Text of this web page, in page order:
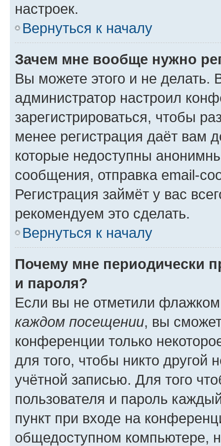
настроек.
Вернуться к началу
Зачем мне вообще нужно
Вы можете этого и не делать.
администратор настроил
зарегистрироваться, чтобы
менее регистрация даёт вам
которые недоступны
сообщения, отправка email-
Регистрация займёт у вас
рекомендуем это сделать.
Вернуться к началу
Почему мне периодически
и пароля?
Если вы не отметили
каждом посещении, вы
конференции только
для того, чтобы никто другой
учётной записью. Для того
пользователя и пароль
пункт при входе на
общедоступном компьютере,